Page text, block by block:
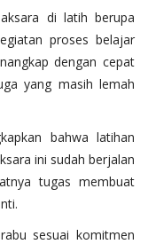
di latih berupa
proses belajar
dengan cepat
yang masih lemah
bahwa latihan
ini sudah berjalan
tugas membuat
sesuai komitmen